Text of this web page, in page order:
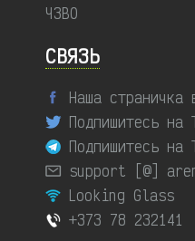
ЧЗВО
СВЯЗЬ
Наша страничка
Подпишитесь на
Подпишитесь на
support [@]
Looking Glass
+373 78 232141